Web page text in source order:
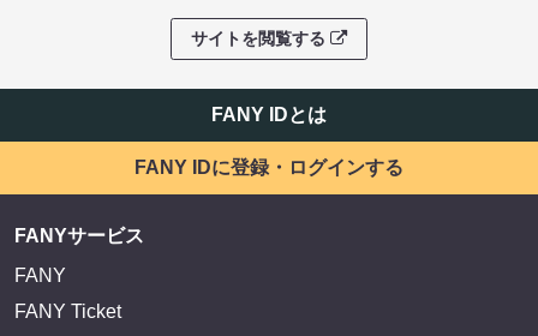
サイトを閲覧する
FANY IDとは
FANY IDに登録・ログインする
FANYサービス
FANY
FANY Ticket